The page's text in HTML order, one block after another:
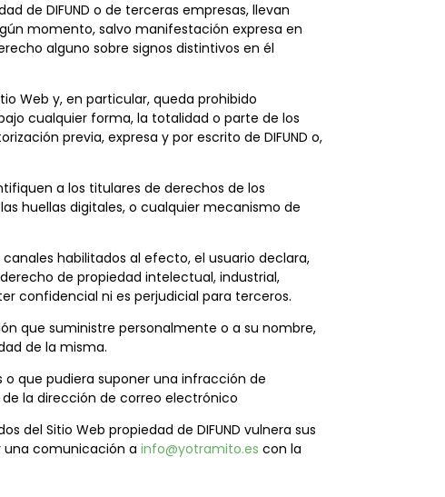
de DIFUND o de terceras empresas, llevan
momento, salvo manifestación expresa en
alguno sobre signos distintivos en él
Web y, en particular, queda prohibido
cualquier forma, la totalidad o parte de los
previa, expresa y por escrito de DIFUND o,
a los titulares de derechos de los
huellas digitales, o cualquier mecanismo de
habilitados al efecto, el usuario declara,
de propiedad intelectual, industrial,
confidencial ni es perjudicial para terceros.
que suministre personalmente o a su nombre,
de la misma.
que pudiera suponer una infracción de
la dirección de correo electrónico
del Sitio Web propiedad de DIFUND vulnera sus
una comunicación a info@yotramito.es con la